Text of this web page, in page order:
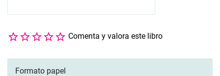
Comenta y valora este libro
Formato papel